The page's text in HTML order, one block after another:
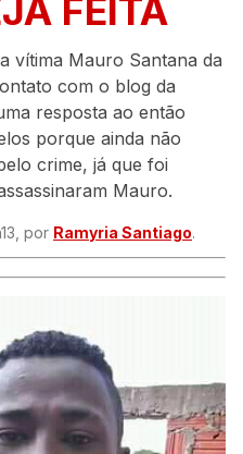
FEITA
vítima Mauro Santana da
com o blog da
resposta ao então
porque ainda não
crime, já que foi
Mauro.
por Ramyria Santiago.